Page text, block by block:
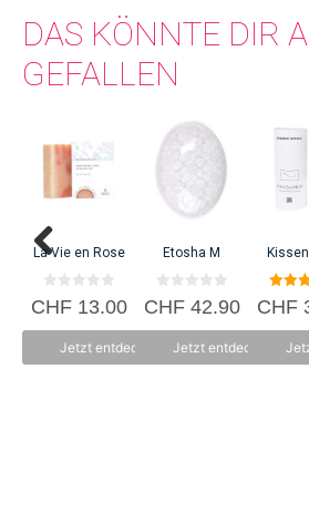
DAS KÖNNTE DIR
GEFALLEN
La Vie en Rose
0
v
CHF13.00
Jetzt entdecken
Etosha M
0
v
CHF42.90
Jetzt entdecken
CHF